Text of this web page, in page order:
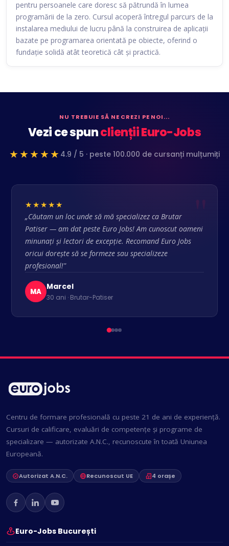
pentru persoanele care doresc să pătrundă în lumea
programării de la zero. Cursul acoperă întregul parcurs de la
instalarea mediului de lucru până la construirea de aplicații
bazate pe programarea orientată pe obiecte, oferind o
fundație solidă atât teoretică cât și practică.
NU TREBUIE SĂ NE CREZI PE NOI...
Vezi ce spunclienții Euro-Jobs
★★★★★ 4.9 / 5 · peste 100.000 de cursanți mulțumiți
★★★★★
„Căutam un loc unde să mă specializez ca Brutar
Patiser — am dat peste Euro Jobs! Am cunoscut oameni
minunați și lectori de excepție. Recomand Euro Jobs
oricui dorește să se formeze sau specializeze
profesional!"
MA
Marcel
30 ani · Brutar-Patiser
Centru de formare profesională cu peste 21 de ani de experiență.
Cursuri de calificare, evaluări de competențe și programe de
specializare — autorizate A.N.C., recunoscute în toată Uniunea
Europeană.
Autorizat A.N.C. Recunoscut UE 4 orașe
Euro-Jobs București